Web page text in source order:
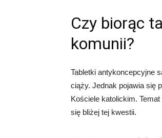
Czy biorąc
komunii?
Tabletki antykoncepcyjne
ciąży. Jednak pojawia się
Kościele katolickim.
się bliżej tej kwestii.